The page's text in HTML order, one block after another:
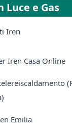
e Gas
Iren
Iren Casa Online
Emilia